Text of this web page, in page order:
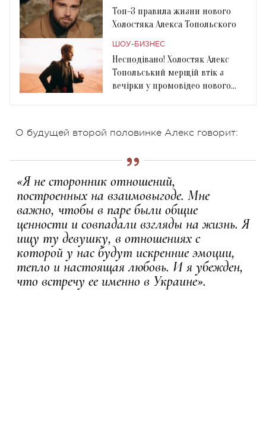
Топ-3 правила жизни нового
Холостяка Алекса Топольского
ШОУ-БИЗНЕС
Несподівано! Холостяк Алекс
Топольський мерщій втік з
вечірки у промовідео нового
О будущей второй половинке Алекс говорит:
«Я не сторонник отношений,
построенных на взаимовыгоде. Мне
важно, чтобы в паре были общие
ценности и совпадали взгляды на жизнь. Я
ищу ту девушку, в отношениях с
которой у нас будут искренние эмоции,
тепло и настоящая любовь. И я убежден,
что встречу ее именно в Украине».